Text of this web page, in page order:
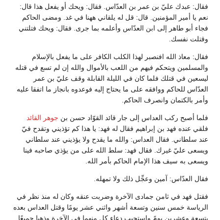
فقال‏:‏ عبدك عليّ بن عمر بن العدّاس‏.‏ فقال‏:‏ ويحك أو يفعل هذا قال‏:‏
نعم يا أمير المؤمنين‏.‏ قال‏:‏ قل له يلقاني ههنا في غد‏.‏ ومضى الحاكم
فجاء أبو طاهر إلى ابن العدّاس وأعلمه بما جرى‏.‏ فقال‏:‏ ويحك فتلتني
وقتلت نفسك‏.‏
فقال‏:‏ معاذ الله افنصبر لهذا الكلب الكافر على ما يفعل بالإسلام
والمسلمين ويتحكم فيهم من اللعب بالأموال والله إن لم تسع في قتله
ليسعين في قتلك فلما كان في الليلة القابلة وقف عليّ بن عمر
العدّاس للحاكم ووافقه على ما يحتاج إليه فوعدوه بانجاز ما اتفقا عليه
وأمر بالكتمان وانصرف الحاكم‏.‏
فلما أصبح ركب العداس إلى جار قائد القوّاد حسن بن جوهر القائد
فلقي عنده فهد بن إبراهيم فقال له فهد‏:‏ يا هذا كم تؤذيني وتقدح فيّ
عند سلطاني‏.‏ فقال العداس‏:‏ والله ما يقدح ولا يؤذيني عند سلطاني
ويسعى عليّ غيرك‏.‏ فقال فهد‏:‏ سلط الله على من يؤذي صاحبه فينا
ويسعى به سيف هذا الإمام الحاكم بأمر الله‏.‏
فقال العدّاس‏:‏ آمين وعجِّل ذلك ولا تمهله‏.‏
فقتل فهد في ثامن جمادى الآخرة وضربت عنقه وكان له منذ نظر في
الرياسة خمس سنين وتسعة أشهر واثني عشر يومًا وقتل العداس بعده
بتسعة وعشرين يومً واستجيب دعاء كل منهما في الآخرة وذهبا جميعًا